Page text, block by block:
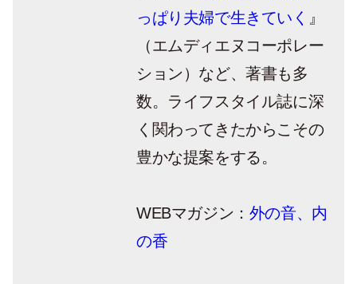
っぱり夫婦で生きていく 』
（エムディエヌコーポレー
ション）など、著書も多
数。ライフスタイル誌に深
く関わってきたからこその
豊かな提案をする。
WEBマガジン： 外の音、内
の香